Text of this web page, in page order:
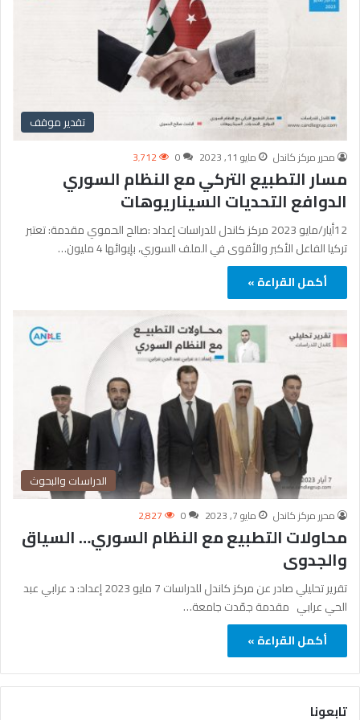
تقدير موقف
محرر مركز كاندل مايو 11, 2023 0 3٬712
مسار التطبيع التركي مع النظام السوري
الدوافع التحديات السيناريوهات
12أيار/مايو 2023 مركز كاندل للدراسات إعداد :صالح الحموي مقدمة: تعتبر
تركيا الفاعل الأكبر والأقوى في الملف السوري، بإيوائها 4 مليون…
أكمل القراءة »
الدراسات والبحوث
محرر مركز كاندل مايو 7, 2023 0 2٬827
محاولات التطبيع مع النظام السوري… السياق
والجدوى
تقرير تحليلي صادر عن مركز كاندل للدراسات 7 مايو 2023 إعداد: د عرابي عبد
الحي عرابي مقدمة جمّدت جامعة…
أكمل القراءة »
تابعونا